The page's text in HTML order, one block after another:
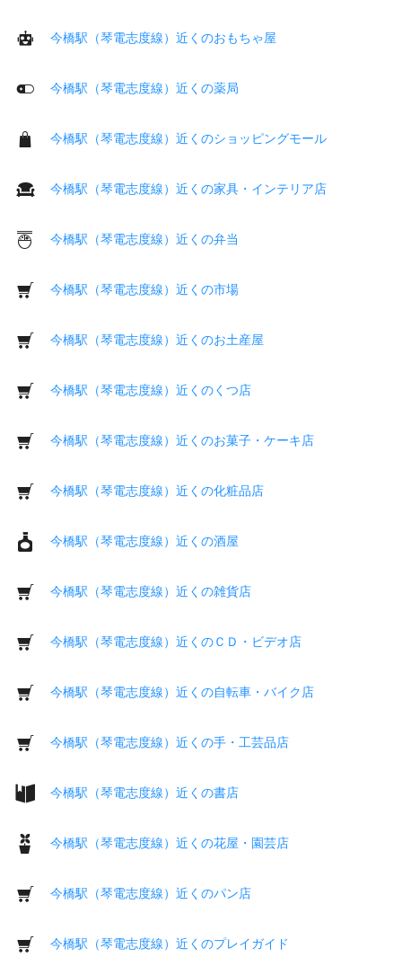
今橋駅（琴電志度線）近くのおもちゃ屋
今橋駅（琴電志度線）近くの薬局
今橋駅（琴電志度線）近くのショッピングモール
今橋駅（琴電志度線）近くの家具・インテリア店
今橋駅（琴電志度線）近くの弁当
今橋駅（琴電志度線）近くの市場
今橋駅（琴電志度線）近くのお土産屋
今橋駅（琴電志度線）近くのくつ店
今橋駅（琴電志度線）近くのお菓子・ケーキ店
今橋駅（琴電志度線）近くの化粧品店
今橋駅（琴電志度線）近くの酒屋
今橋駅（琴電志度線）近くの雑貨店
今橋駅（琴電志度線）近くのＣＤ・ビデオ店
今橋駅（琴電志度線）近くの自転車・バイク店
今橋駅（琴電志度線）近くの手・工芸品店
今橋駅（琴電志度線）近くの書店
今橋駅（琴電志度線）近くの花屋・園芸店
今橋駅（琴電志度線）近くのパン店
今橋駅（琴電志度線）近くのプレイガイド